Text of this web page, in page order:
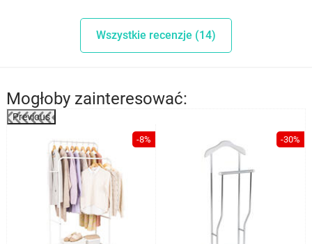
Wszystkie recenzje (14)
Mogłoby zainteresować:
Previous
-8% -30%